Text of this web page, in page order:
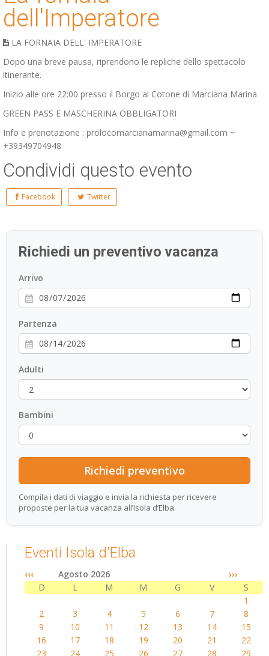
dell'Imperatore
LA FORNAIA DELL' IMPERATORE
Dopo una breve pausa, riprendono le repliche dello spettacolo
itinerante.
Inizio alle ore 22:00 presso il Borgo al Cotone di Marciana Marina
GREEN PASS E MASCHERINA OBBLIGATORI
Info e prenotazione : prolocomarcianamarina@gmail.com ~
+39349704948
Condividi questo evento
Facebook Twitter
Richiedi un preventivo vacanza
Arrivo
Partenza
Adulti
Bambini
Compila i dati di viaggio e invia la richiesta per ricevere
proposte per la tua vacanza all’Isola d’Elba.
Eventi Isola d'Elba
‹‹‹ Agosto 2026
›››
D
L M M G V
S
1
2
3 4 5 6 7
8
9
10 11 12 13 14
15
16
17 18 19 20 21
22
23
24 25 26 27 28 29